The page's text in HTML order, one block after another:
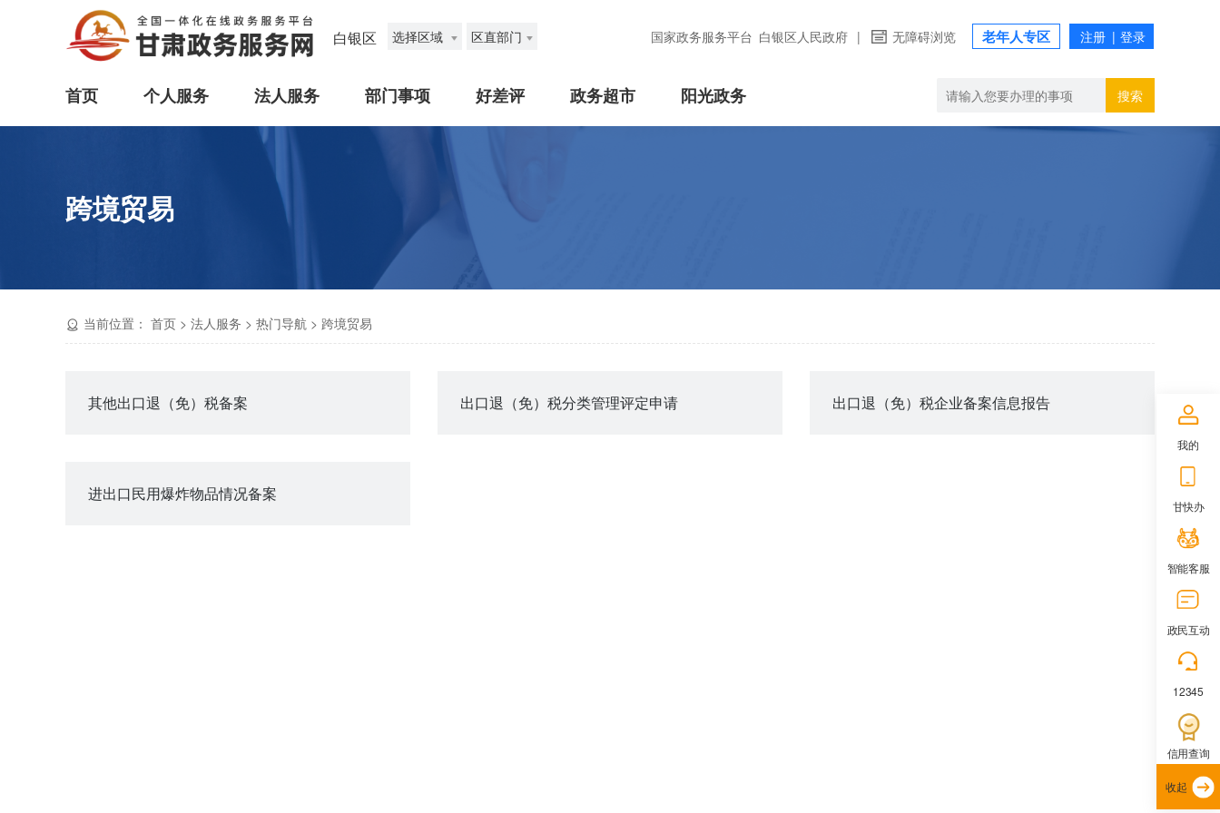
白银区 选择区域 区直部门 国家政务服务平台 白银区人民政府 | 无障碍浏览 老年人专区
首页 个人服务 法人服务 部门事项 好差评 政务超市 阳光政务 搜索
跨境贸易
当前位置： 首页 > 法人服务 > 热门导航 > 跨境贸易
其他出口退（免）税备案 出口退（免）税分类管理评定申请 出口退（免）税企业备案信息报告
进出口民用爆炸物品情况备案
我的
甘快办
智能客服
政民互动
12345
信用查询
收起